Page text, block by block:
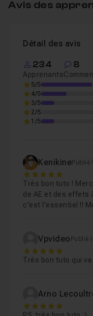
Avis des
Détail des avis
234
Apprenants
8
5/5
4/5
3/5
2/5
1/5
KenikinePublié
5
Très bon tuto !
de AE et des effets
c'est l'essentiel !!
Vpvideo Publié
5
Très bon tuto qui
Arno
5